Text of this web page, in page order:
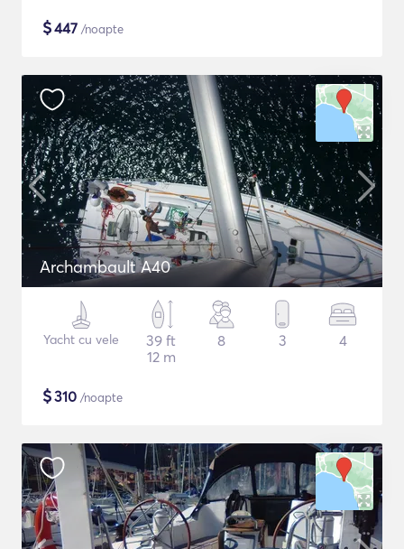
$447 /noapte
Archambault A40
Yacht cu vele
39 ft
12 m
8 3 4
$310 /noapte